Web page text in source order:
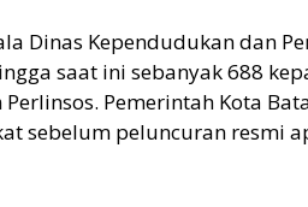
Dinas Kependudukan dan
saat ini sebanyak 688
Pemerintah Kota
sebelum peluncuran resmi